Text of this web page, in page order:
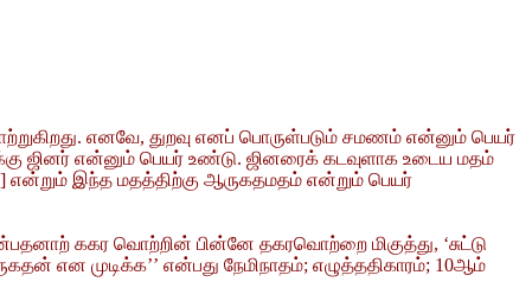
எனவே, துறவு எனப் பொருள்படும் சமணம் என்னும் பெயர்
ஜினர் என்னும் பெயர் உண்டு. ஜினரைக் கடவுளாக உடைய மதம்
இந்த மதத்திற்கு ஆருகதமதம் என்றும் பெயர்
ககர வொற்றின் பின்னே தகரவொற்றை மிகுத்து, ‘சுட்டு
என முடிக்க’’ என்பது நேமிநாதம்; எழுத்ததிகாரம்; 10ஆம்